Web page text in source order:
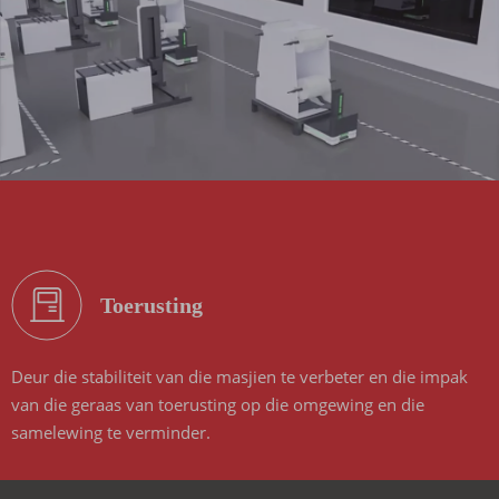
Toerusting
Deur die stabiliteit van die masjien te verbeter en die impak
van die geraas van toerusting op die omgewing en die
samelewing te verminder.